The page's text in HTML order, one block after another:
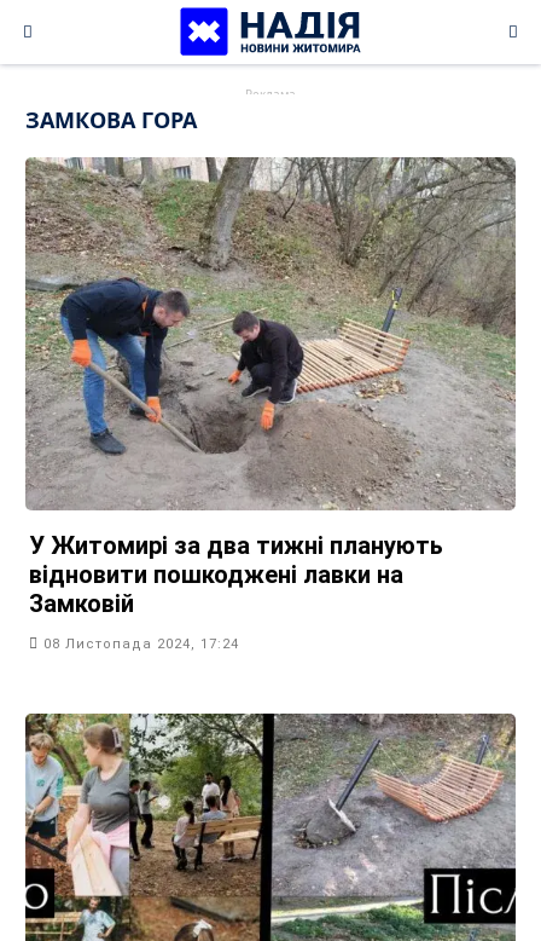
content
ЗАМКОВА ГОРА
У Житомирі за два тижні планують
відновити пошкоджені лавки на
Замковій
08 Листопада 2024, 17:24